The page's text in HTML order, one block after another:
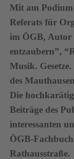
Mit am
Referats für
im ÖGB, Autor
entzaubern”,
Musik.
des
Die
Beiträge des
interessanten
ÖGB-
Rathausstraße.